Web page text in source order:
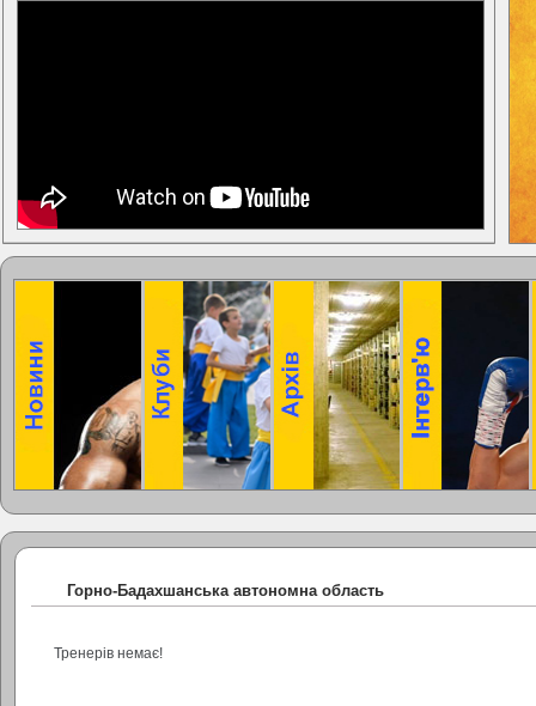
Горно-Бадахшанська автономна область
Тренерів немає!